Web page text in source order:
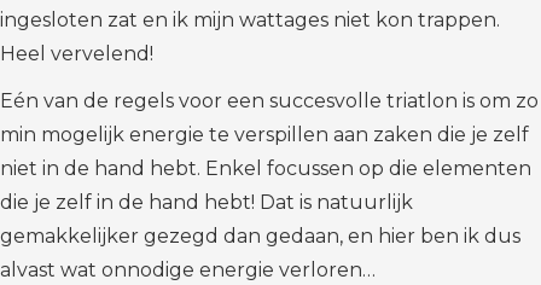
ingesloten zat en ik mijn wattages niet kon trappen.
Heel vervelend!
Eén van de regels voor een succesvolle triatlon is om zo
min mogelijk energie te verspillen aan zaken die je zelf
niet in de hand hebt. Enkel focussen op die elementen
die je zelf in de hand hebt! Dat is natuurlijk
gemakkelijker gezegd dan gedaan, en hier ben ik dus
alvast wat onnodige energie verloren…